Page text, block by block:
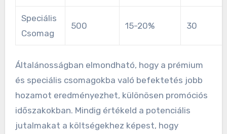
Speciális
Csomag
500 15-20% 30
Általánosságban elmondható, hogy a prémium
és speciális csomagokba való befektetés jobb
hozamot eredményezhet, különösen promóciós
időszakokban. Mindig értékeld a potenciális
jutalmakat a költségekhez képest, hogy